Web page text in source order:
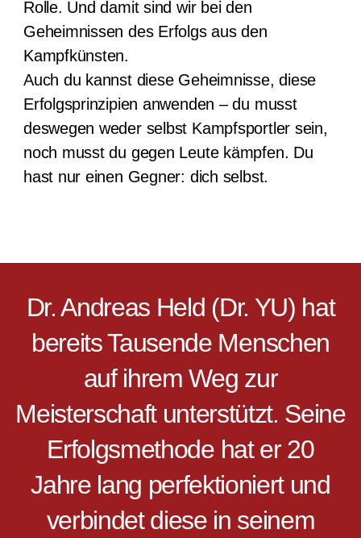
Rolle. Und damit sind wir bei den
Geheimnissen des Erfolgs aus den
Kampfkünsten.
Auch du kannst diese Geheimnisse, diese
Erfolgsprinzipien anwenden – du musst
deswegen weder selbst Kampfsportler sein,
noch musst du gegen Leute kämpfen. Du
hast nur einen Gegner: dich selbst.
Dr. Andreas Held (Dr. YU) hat
bereits Tausende Menschen
auf ihrem Weg zur
Meisterschaft unterstützt. Seine
Erfolgsmethode hat er 20
Jahre lang perfektioniert und
verbindet diese in seinem